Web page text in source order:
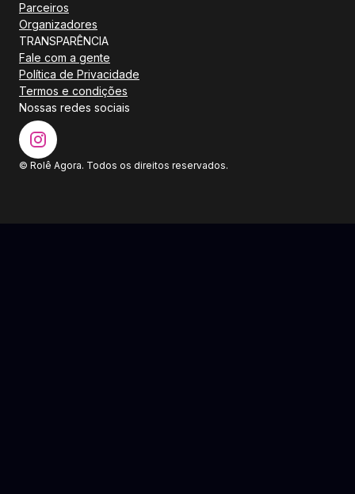
Parceiros
Organizadores
TRANSPARÊNCIA
Fale com a gente
Política de Privacidade
Termos e condições
Nossas redes sociais
© Rolê Agora. Todos os direitos reservados.